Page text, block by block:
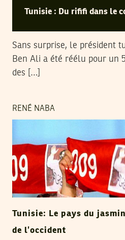
Tunisie : Du rififi dans le
Sans surprise, le président
Ben Ali a été réélu pour un
des […]
RENÉ NABA
Tunisie: Le pays du
de l’occident